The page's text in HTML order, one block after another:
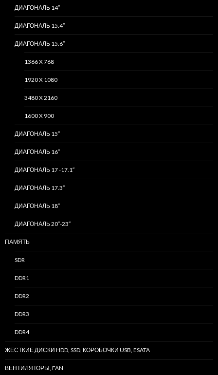
ДИАГОНАЛЬ 14″
ДИАГОНАЛЬ 15.4″
ДИАГОНАЛЬ 15.6″
1366 X 768
1920 X 1080
3480 X 2160
1600 X 900
ДИАГОНАЛЬ 15″
ДИАГОНАЛЬ 16″
ДИАГОНАЛЬ 17 -17.1″
ДИАГОНАЛЬ 17.3″
ДИАГОНАЛЬ 18″
ДИАГОНАЛЬ 20″-23″
ПАМЯТЬ
SDR
DDR1
DDR2
DDR3
DDR4
ЖЕСТКИЕ ДИСКИ HDD, SSD, КОРОБОЧКИ USB, ESATA
ВЕНТИЛЯТОРЫ, FAN